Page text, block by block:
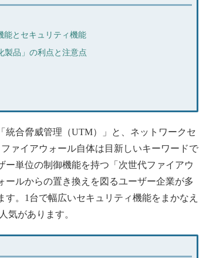
能とセキュリティ機能
品」の利点と注意点
合脅威管理（UTM）」と、ネットワークセ
ァイアウォール自体は目新しいキーワードで
単位の制御機能を持つ「次世代ファイアウ
ールからの置き換えを図るユーザー企業が多
。1台で幅広いセキュリティ機能をまかなえ
気があります。